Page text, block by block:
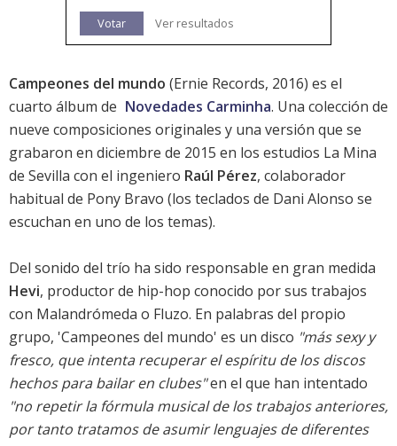
Votar Ver resultados
Campeones del mundo (Ernie Records, 2016) es el
cuarto álbum de Novedades Carminha. Una colección de
nueve composiciones originales y una versión que se
grabaron en diciembre de 2015 en los estudios La Mina
de Sevilla con el ingeniero Raúl Pérez, colaborador
habitual de Pony Bravo (los teclados de Dani Alonso se
escuchan en uno de los temas).
Del sonido del trío ha sido responsable en gran medida
Hevi, productor de hip-hop conocido por sus trabajos
con Malandrómeda o Fluzo. En palabras del propio
grupo, 'Campeones del mundo' es un disco "más sexy y
fresco, que intenta recuperar el espíritu de los discos
hechos para bailar en clubes"en el que han intentado
"no repetir la fórmula musical de los trabajos anteriores,
por tanto tratamos de asumir lenguajes de diferentes